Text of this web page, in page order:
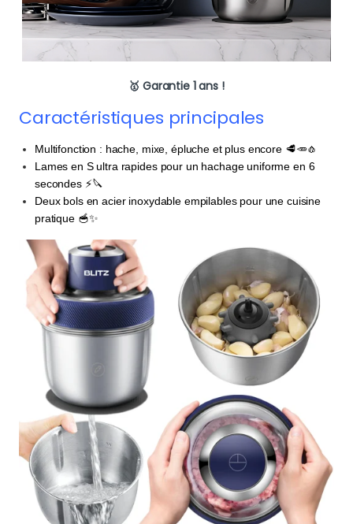
🥇 Garantie 1 ans !
Caractéristiques principales
Multifonction : hache, mixe, épluche et plus encore 🥩🥕🧄
Lames en S ultra rapides pour un hachage uniforme en 6
secondes ⚡🔪
Deux bols en acier inoxydable empilables pour une cuisine
pratique 🥣✨